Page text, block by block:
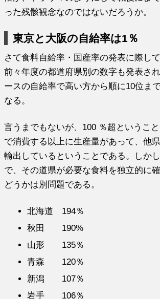
った残骸観念なのではないだろうか。
東京と大阪の自給率は1％
さて食料自給率・国産率の発表に際し
前々年度の都道府県別の数字も発表さ
ースの自給率で高い方から順に10位ま
なる。
言うまでもないが、100 ％超というこ
で消費する以上に生産量があって、他
輸出しているということである。しか
で、その道県が必要な食料を独立的に
どうかは別問題である。
北海道 194％
秋田 190%
山形 135％
青森 120％
新潟 107％
岩手 106％